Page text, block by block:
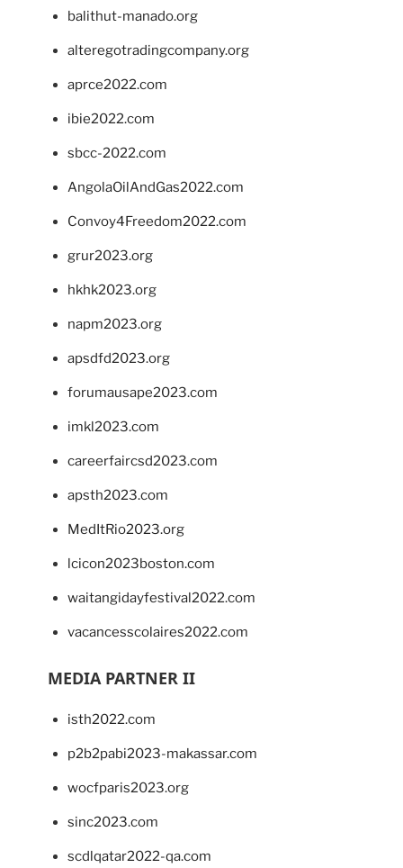
balithut-manado.org
alteregotradingcompany.org
aprce2022.com
ibie2022.com
sbcc-2022.com
AngolaOilAndGas2022.com
Convoy4Freedom2022.com
grur2023.org
hkhk2023.org
napm2023.org
apsdfd2023.org
forumausape2023.com
imkl2023.com
careerfaircsd2023.com
apsth2023.com
MedItRio2023.org
lcicon2023boston.com
waitangidayfestival2022.com
vacancesscolaires2022.com
MEDIA PARTNER II
isth2022.com
p2b2pabi2023-makassar.com
wocfparis2023.org
sinc2023.com
scdlqatar2022-qa.com